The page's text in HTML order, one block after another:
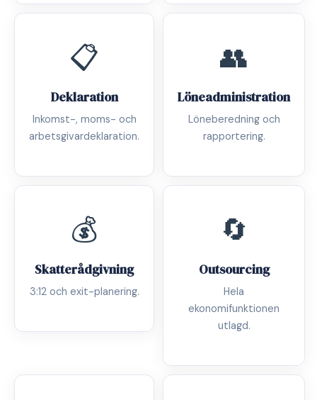
📋
Deklaration
Inkomst-, moms- och
arbetsgivardeklaration.
👥
Löneadministration
Löneberedning och
rapportering.
💰
Skatterådgivning
3:12 och exit-planering.
🔄
Outsourcing
Hela
ekonomifunktionen
utlagd.